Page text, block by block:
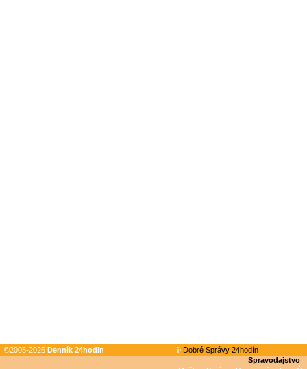
©2005-2026 Denník 24hodin
Dobré Správy 24hodín
Spravodajstvo